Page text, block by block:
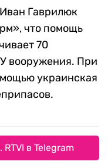
Гаврилюк
что помощь
70
вооружения. При
украинская
в Telegram